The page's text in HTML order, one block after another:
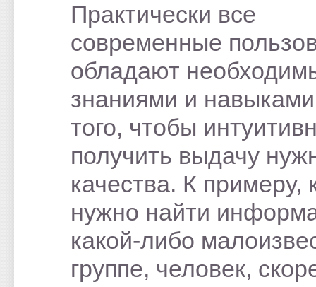
Практически все
современные
обладают
знаниями и
того, чтобы
получить выдачу
качества. К примеру,
нужно найти
какой-либо
группе, человек,